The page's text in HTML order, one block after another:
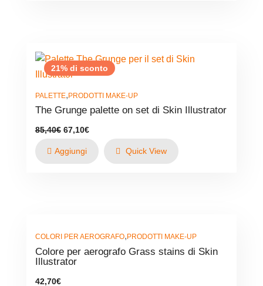
21% di sconto
PALETTE,PRODOTTI MAKE-UP
The Grunge palette on set di Skin Illustrator
85,40€ Il
era:
67,10€Il
Aggiungi Quick View
COLORI PER AEROGRAFO, PRODOTTI MAKE-UP
Colore per aerografo Grass stains di Skin
Illustrator
42,70€